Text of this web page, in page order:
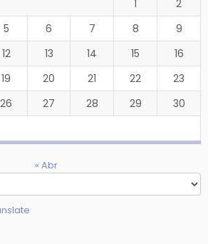
1
2
5 6 7 8
9
12 13 14 15
16
19 20 21 22
23
26 27 28 29
30
« Abr